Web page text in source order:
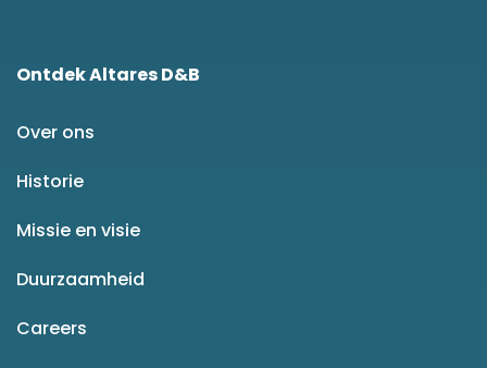
Ontdek Altares D&B
Over ons
Historie
Missie en visie
Duurzaamheid
Careers